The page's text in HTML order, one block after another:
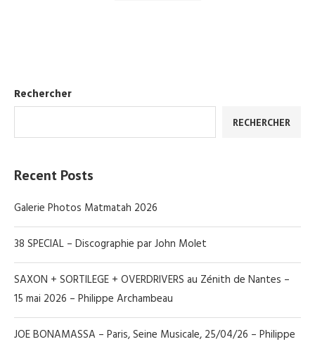
Rechercher
RECHERCHER
Recent Posts
Galerie Photos Matmatah 2026
38 SPECIAL – Discographie par John Molet
SAXON + SORTILEGE + OVERDRIVERS au Zénith de Nantes –
15 mai 2026 – Philippe Archambeau
JOE BONAMASSA – Paris, Seine Musicale, 25/04/26 – Philippe